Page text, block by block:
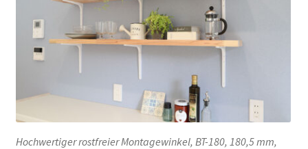
Hochwertiger rostfreier Montagewinkel, BT-180, 180,5 mm,